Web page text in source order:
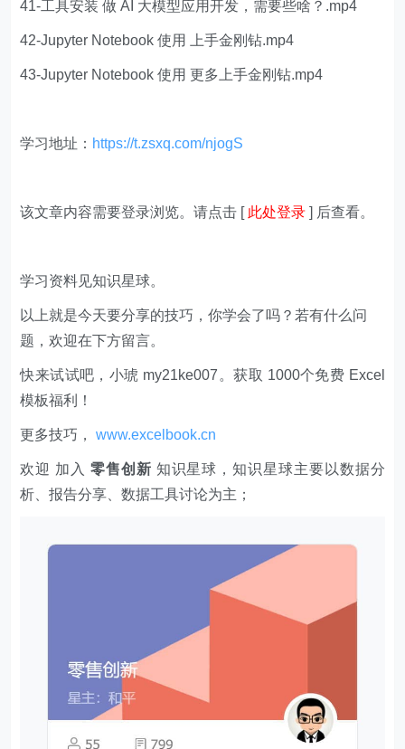
41-工具安装 做 AI 大模型应用开发，需要些啥？.mp4
42-Jupyter Notebook 使用 上手金刚钻.mp4
43-Jupyter Notebook 使用 更多上手金刚钻.mp4
学习地址： https://t.zsxq.com/njogS
该文章内容需要登录浏览。请点击 [ 此处登录 ] 后查看。
学习资料见知识星球。
以上就是今天要分享的技巧，你学会了吗？若有什么问
题，欢迎在下方留言。
快来试试吧，小琥 my21ke007。获取 1000个免费 Excel
模板福利​​​​！
更多技巧，www.excelbook.cn
欢迎 加入 零售创新 知识星球，知识星球主要以数据分
析、报告分享、数据工具讨论为主；